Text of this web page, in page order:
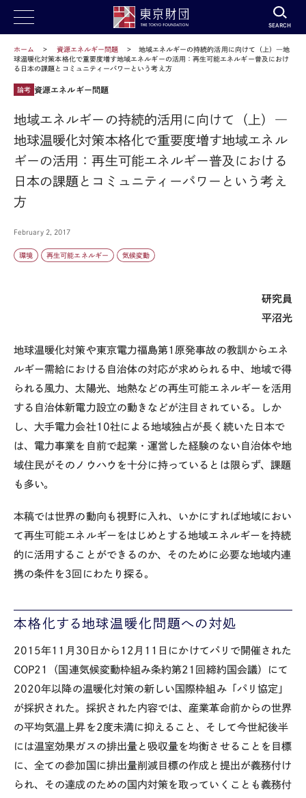
SEARCH
ホーム 資源エネルギー問題
地域エネルギーの持続的活用に向けて（上）―地
球温暖化対策本格化で重要度増す地域エネルギーの活用：再生可能エネルギー普及におけ
る日本の課題とコミュニティーパワーという考え方
論考 資源エネルギー問題
地域エネルギーの持続的活用に向けて（上）―
地球温暖化対策本格化で重要度増す地域エネル
ギーの活用：再生可能エネルギー普及における
日本の課題とコミュニティーパワーという考え
方
February 2, 2017
環境 再生可能エネルギー 気候変動
研究員
平沼光
地球温暖化対策や東京電力福島第1原発事故の教訓からエネ
ルギー需給における自治体の対応が求められる中、地域で得
られる風力、太陽光、地熱などの再生可能エネルギーを活用
する自治体新電力設立の動きなどが注目されている。しか
し、大手電力会社10社による地域独占が長く続いた日本で
は、電力事業を自前で起業・運営した経験のない自治体や地
域住民がそのノウハウを十分に持っているとは限らず、課題
も多い。
本稿では世界の動向も視野に入れ、いかにすれば地域におい
て再生可能エネルギーをはじめとする地域エネルギーを持続
的に活用することができるのか、そのために必要な地域内連
携の条件を3回にわたり探る。
本格化する地球温暖化問題への対処
2015年11月30日から12月11日にかけてパリで開催された
COP21（国連気候変動枠組み条約第21回締約国会議）にて
2020年以降の温暖化対策の新しい国際枠組み「パリ協定」
が採択された。採択された内容では、産業革命前からの世界
の平均気温上昇を2度未満に抑えること、そして今世紀後半
には温室効果ガスの排出量と吸収量を均衡させることを目標
に、全ての参加国に排出量削減目標の作成と提出が義務付け
られ、その達成のための国内対策を取っていくことも義務付